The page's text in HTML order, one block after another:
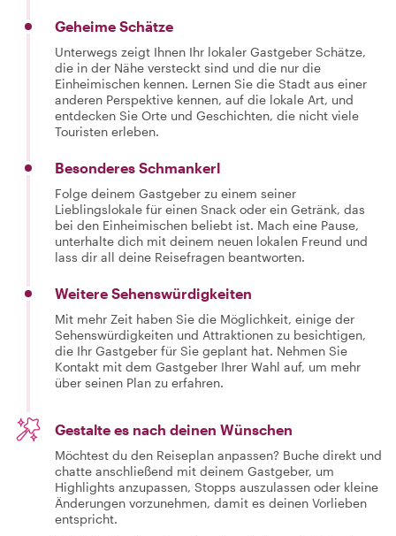
Geheime Schätze
Unterwegs zeigt Ihnen Ihr lokaler Gastgeber Schätze,
die in der Nähe versteckt sind und die nur die
Einheimischen kennen. Lernen Sie die Stadt aus einer
anderen Perspektive kennen, auf die lokale Art, und
entdecken Sie Orte und Geschichten, die nicht viele
Touristen erleben.
Besonderes Schmankerl
Folge deinem Gastgeber zu einem seiner
Lieblingslokale für einen Snack oder ein Getränk, das
bei den Einheimischen beliebt ist. Mach eine Pause,
unterhalte dich mit deinem neuen lokalen Freund und
lass dir all deine Reisefragen beantworten.
Weitere Sehenswürdigkeiten
Mit mehr Zeit haben Sie die Möglichkeit, einige der
Sehenswürdigkeiten und Attraktionen zu besichtigen,
die Ihr Gastgeber für Sie geplant hat. Nehmen Sie
Kontakt mit dem Gastgeber Ihrer Wahl auf, um mehr
über seinen Plan zu erfahren.
Gestalte es nach deinen Wünschen
Möchtest du den Reiseplan anpassen? Buche direkt und
chatte anschließend mit deinem Gastgeber, um
Highlights anzupassen, Stopps auszulassen oder kleine
Änderungen vorzunehmen, damit es deinen Vorlieben
entspricht.